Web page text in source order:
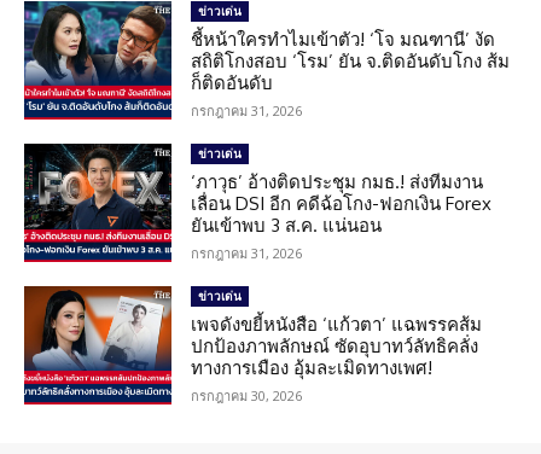
ข่าวเด่น
ชี้หน้าใครทำไมเข้าตัว! ‘โจ มณฑานี’ งัด
สถิติโกงสอบ ‘โรม’ ยัน จ.ติดอันดับโกง ส้ม
ก็ติดอันดับ
กรกฎาคม 31, 2026
ข่าวเด่น
‘ภาวุธ’ อ้างติดประชุม กมธ.! ส่งทีมงาน
เลื่อน DSI อีก คดีฉ้อโกง-ฟอกเงิน Forex
ยันเข้าพบ 3 ส.ค. แน่นอน
กรกฎาคม 31, 2026
ข่าวเด่น
เพจดังขยี้หนังสือ ‘แก้วตา’ แฉพรรคส้ม
ปกป้องภาพลักษณ์ ซัดอุบาทว์ลัทธิคลั่ง
ทางการเมือง อุ้มละเมิดทางเพศ!
กรกฎาคม 30, 2026